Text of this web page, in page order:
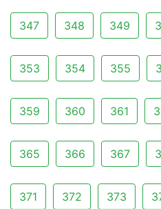
347 348 349
353 354 355
359 360 361
365 366 367
371 372 373